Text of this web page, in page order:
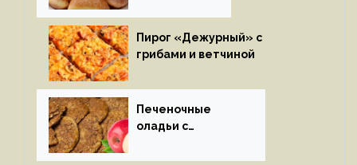
Пирог «Дежурный» с
грибами и ветчиной
Печеночные
оладьи с